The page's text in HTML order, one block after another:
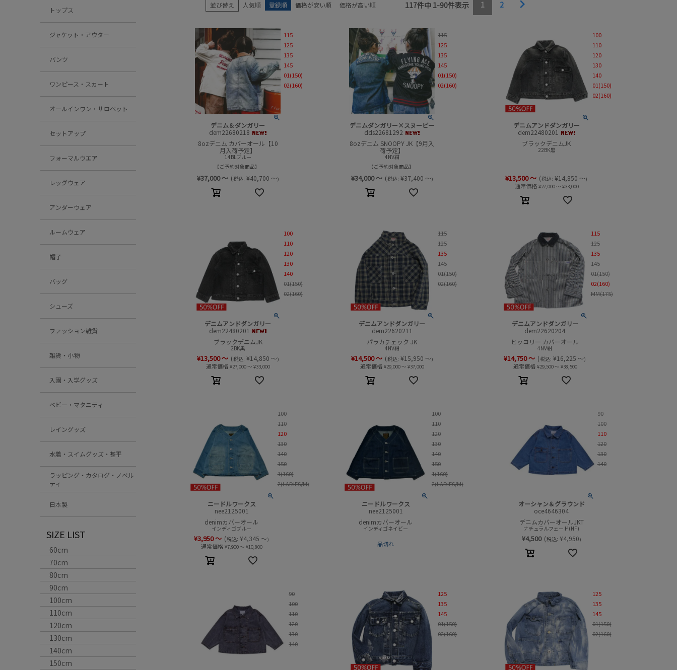
トップス
ジャケット・アウター
パンツ
ワンピース・スカート
オールインワン・サロペット
セットアップ
フォーマルウエア
レッグウェア
アンダーウェア
ルームウェア
帽子
バッグ
シューズ
ファッション雑貨
雑貨・小物
入園・入学グッズ
ベビー・マタニティ
レイングッズ
水着・スイムグッズ・甚平
ラッピング・カタログ・ノベル
ティ
日本製
SIZE LIST
60cm
70cm
80cm
90cm
100cm
110cm
120cm
130cm
140cm
150cm
並び替え 人気順 登録順 価格が安い順 価格が高い順 117件中 1-90件表示 1 2
デニム＆ダンガリー
dem22680218
8ozデニム カバーオール【10
月入荷予定】
14BLブルー
ご予約対象商品
¥37,000～ (税込: ¥40,700 ～)
115
125
135
145
01(150)
02(160)
デニムダンガリー×スヌーピー
dds22681292
8ozデニム SNOOPY JK【9月入
荷予定】
4NV紺
ご予約対象商品
¥34,000～ (税込: ¥37,400 ～)
115
125
135
145
01(150)
02(160)
デニムアンドダンガリー
dem22480201
ブラックデニムJK
22BK黒
¥13,500～ (税込: ¥14,850 ～)
通常価格 ¥27,000～ ¥33,000
100
110
120
130
140
01(150)
02(160)
デニムアンドダンガリー
dem22480201
ブラックデニムJK
2BK黒
¥13,500～ (税込: ¥14,850 ～)
通常価格 ¥27,000～¥33,000
100
110
120
130
140
01(150)
02(160)
デニムアンドダンガリー
dem22620211
パラカチェック JK
4NV紺
¥14,500～ (税込: ¥15,950 ～)
通常価格 ¥29,000～¥37,000
115
125
135
145
01(150)
02(160)
デニムアンドダンガリー
dem22620204
ヒッコリー カバーオール
4NV紺
¥14,750～ (税込: ¥16,225 ～)
通常価格 ¥29,500～ ¥38,500
115
125
135
145
01(150)
02(160)
MM(175)
ニードルワークス
nee2125001
denimカバーオール
インディゴブルー
¥3,950～ (税込: ¥4,345 ～)
通常価格 ¥7,900～¥10,800
100
110
120
130
140
150
1(160)
2(LADIES/M)
ニードルワークス
nee2125001
denimカバーオール
インディゴネイビー
品切れ
100
110
120
130
140
150
1(160)
2(LADIES/M)
オーシャン＆グラウンド
oce4646304
デニムカバーオールJKT
ナチュラルフェード(NF)
¥4,500 (税込: ¥4,950)
90
100
110
120
130
140
90
100
110
120
130
140
125
135
145
01(150)
02(160)
125
135
145
01(150)
02(160)